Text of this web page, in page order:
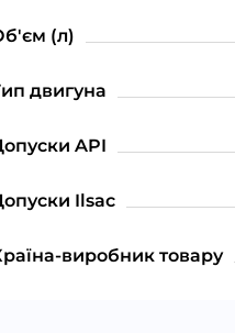
(л)
двигуна
API
Ilsac
виробник товару